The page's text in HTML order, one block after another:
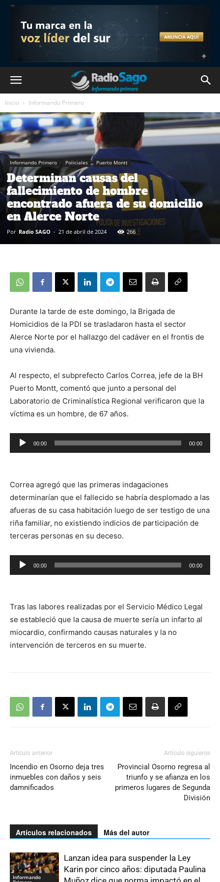
Inicio Informando Primero
Informando Primero Policiales Puerto Montt
Determinan causas del
fallecimiento de hombre
encontrado afuera de su domicilio
en Alerce Norte
Por Radio SAGO - 21 de abril de 2024 266
Durante la tarde de este domingo, la Brigada de
Homicidios de la PDI se trasladaron hasta el sector
Alerce Norte por el hallazgo del cadáver en el frontis de
una vivienda.
Al respecto, el subprefecto Carlos Correa, jefe de la BH
Puerto Montt, comentó que junto a personal del
Laboratorio de Criminalística Regional verificaron que la
víctima es un hombre, de 67 años.
Reproductor
de
00:00 00:00
Correa agregó que las primeras indagaciones
determinarían que el fallecido se habría desplomado a las
afueras de su casa habitación luego de ser testigo de una
riña familiar, no existiendo indicios de participación de
terceras personas en su deceso.
Reproductor
de
00:00 00:00
Tras las labores realizadas por el Servicio Médico Legal
se estableció que la causa de muerte sería un infarto al
miocardio, confirmando causas naturales y la no
intervención de terceros en su muerte.
Artículo anterior
Incendio en Osorno deja tres
inmuebles con daños y seis
damnificados
Artículo siguiente
Provincial Osorno regresa al
triunfo y se afianza en los
primeros lugares de Segunda
División
Artículos relacionados Más del autor
Informando
Lanzan idea para suspender la Ley
Karin por cinco años: diputada Paulina